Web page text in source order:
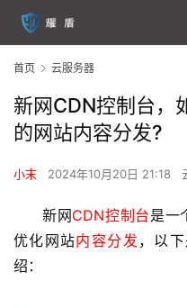
首页 云服务器
新网CDN控制台，
的网站内容分发?
小末 2024年10月20日 21:18
新网CDN控制台是一
优化网站内容分发 ，以
绍：